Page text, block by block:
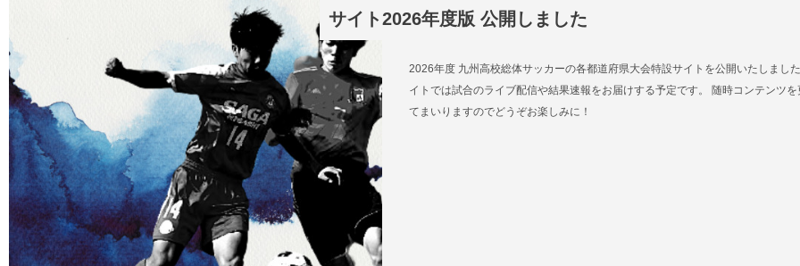
サイト2026年度版 公開しました
2026年度 九州高校総体サッカーの各都道府県大会特設サイトを公開いたしまし
イトでは試合のライブ配信や結果速報をお届けする予定です。 随時コンテンツを
てまいりますのでどうぞお楽しみに！